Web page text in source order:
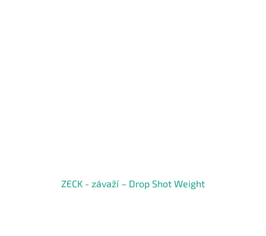
ZECK - závaží – Drop Shot Weight